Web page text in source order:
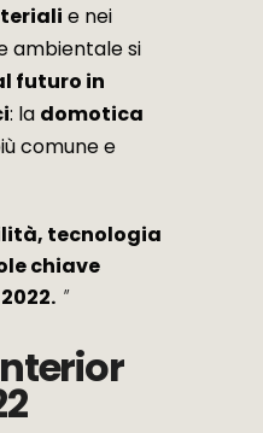
e nei
ambientale si
futuro in
: la domotica
comune e
tecnologia
chiave